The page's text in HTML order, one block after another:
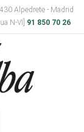
Alpedrete - Madrid
N-VI]
91 850 70 26